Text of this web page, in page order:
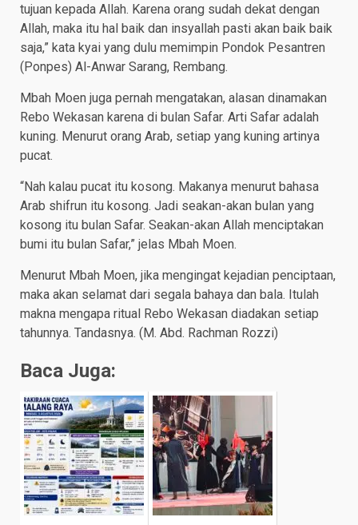
tujuan kepada Allah. Karena orang sudah dekat dengan
Allah, maka itu hal baik dan insyallah pasti akan baik baik
saja,” kata kyai yang dulu memimpin Pondok Pesantren
(Ponpes) Al-Anwar Sarang, Rembang.
Mbah Moen juga pernah mengatakan, alasan dinamakan
Rebo Wekasan karena di bulan Safar. Arti Safar adalah
kuning. Menurut orang Arab, setiap yang kuning artinya
pucat.
“Nah kalau pucat itu kosong. Makanya menurut bahasa
Arab shifrun itu kosong. Jadi seakan-akan bulan yang
kosong itu bulan Safar. Seakan-akan Allah menciptakan
bumi itu bulan Safar,” jelas Mbah Moen.
Menurut Mbah Moen, jika mengingat kejadian penciptaan,
maka akan selamat dari segala bahaya dan bala. Itulah
makna mengapa ritual Rebo Wekasan diadakan setiap
tahunnya. Tandasnya. (M. Abd. Rachman Rozzi)
Baca Juga: